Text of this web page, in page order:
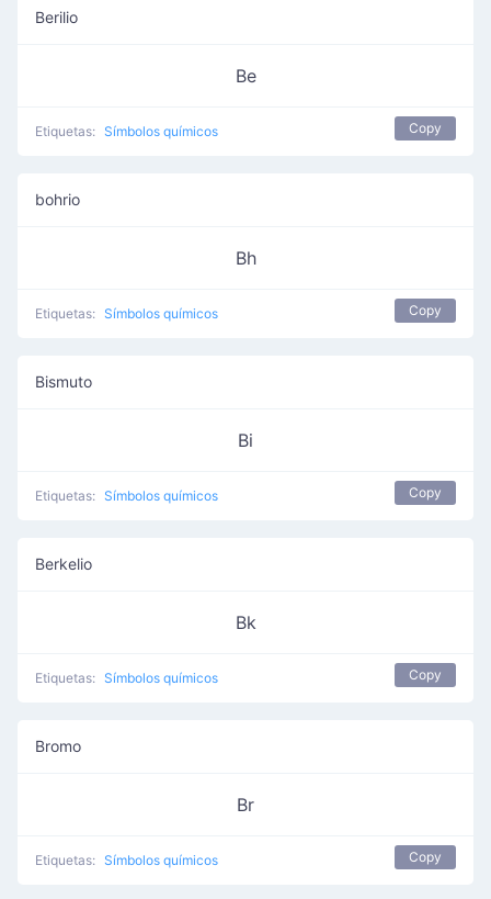
Berilio
Be
Etiquetas: Símbolos químicos Copy
bohrio
Bh
Etiquetas: Símbolos químicos Copy
Bismuto
Bi
Etiquetas: Símbolos químicos Copy
Berkelio
Bk
Etiquetas: Símbolos químicos Copy
Bromo
Br
Etiquetas: Símbolos químicos Copy